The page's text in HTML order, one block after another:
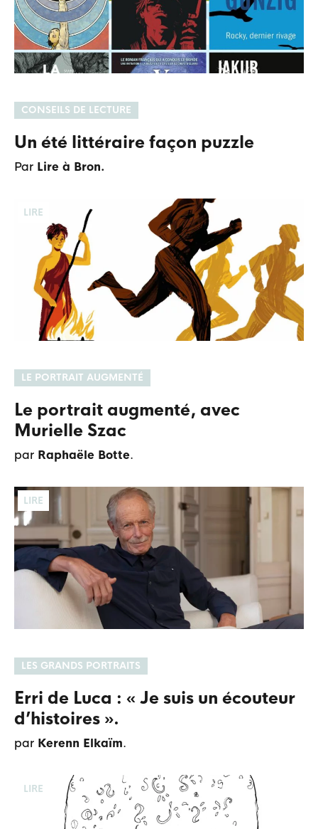
CONSEILS DE LECTURE
Un été littéraire façon puzzle
Par Lire à Bron.
LIRE
LE PORTRAIT AUGMENTÉ
Le portrait augmenté, avec
Murielle Szac
par Raphaële Botte.
LIRE
LES GRANDS PORTRAITS
Erri de Luca : « Je suis un écouteur
d’histoires ».
par Kerenn Elkaïm.
LIRE